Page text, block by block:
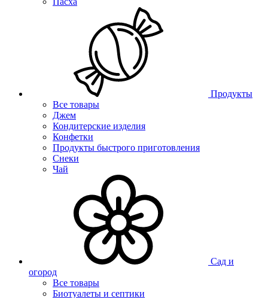
Продукты
Все товары
Джем
Кондитерские изделия
Конфетки
Продукты быстрого приготовления
Снеки
Чай
Сад и
огород
Все товары
Биотуалеты и септики